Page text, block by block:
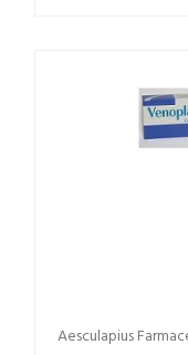
Aesculapius